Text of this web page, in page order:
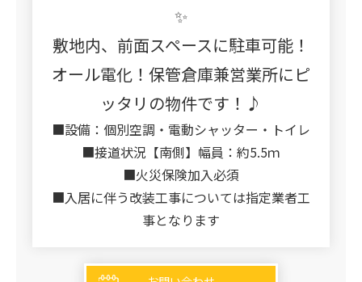
✨
敷地内、前面スペースに駐車可能！
オール電化！保管倉庫兼営業所にピ
ッタリの物件です！♪
■設備：個別空調・電動シャッター・トイレ
■接道状況【南側】幅員：約5.5ｍ
■火災保険加入必須
■入居に伴う改装工事については指定業者工
事となります